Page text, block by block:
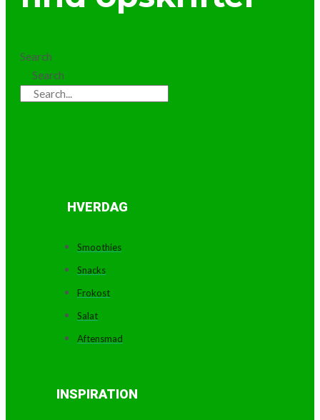
Search
Search
HVERDAG
Smoothies
Snacks
Frokost
Salat
Aftensmad
INSPIRATION